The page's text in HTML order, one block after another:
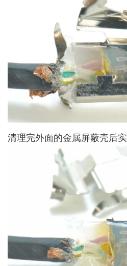
清理完外面的金属屏蔽壳后实